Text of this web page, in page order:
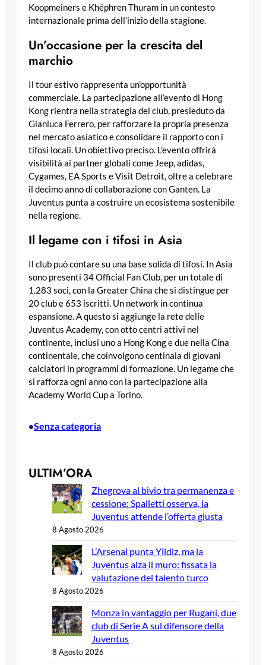
Koopmeiners e Khéphren Thuram in un contesto
internazionale prima dell’inizio della stagione.
Un’occasione per la crescita del
marchio
Il tour estivo rappresenta un’opportunità
commerciale. La partecipazione all’evento di Hong
Kong rientra nella strategia del club, presieduto da
Gianluca Ferrero, per rafforzare la propria presenza
nel mercato asiatico e consolidare il rapporto con i
tifosi locali. Un obiettivo preciso. L’evento offrirà
visibilità ai partner globali come Jeep, adidas,
Cygames, EA Sports e Visit Detroit, oltre a celebrare
il decimo anno di collaborazione con Ganten. La
Juventus punta a costruire un ecosistema sostenibile
nella regione.
Il legame con i tifosi in Asia
Il club può contare su una base solida di tifosi. In Asia
sono presenti 34 Official Fan Club, per un totale di
1.283 soci, con la Greater China che si distingue per
20 club e 653 iscritti. Un network in continua
espansione. A questo si aggiunge la rete delle
Juventus Academy, con otto centri attivi nel
continente, inclusi uno a Hong Kong e due nella Cina
continentale, che coinvolgono centinaia di giovani
calciatori in programmi di formazione. Un legame che
si rafforza ogni anno con la partecipazione alla
Academy World Cup a Torino.
•Senza categoria
ULTIM’ORA
Zhegrova al bivio tra permanenza e
cessione: Spalletti osserva, la
Juventus attende l’offerta giusta
8 Agosto 2026
L’Arsenal punta Yildiz, ma la
Juventus alza il muro: fissata la
valutazione del talento turco
8 Agosto 2026
Monza in vantaggio per Rugani, due
club di Serie A sul difensore della
Juventus
8 Agosto 2026